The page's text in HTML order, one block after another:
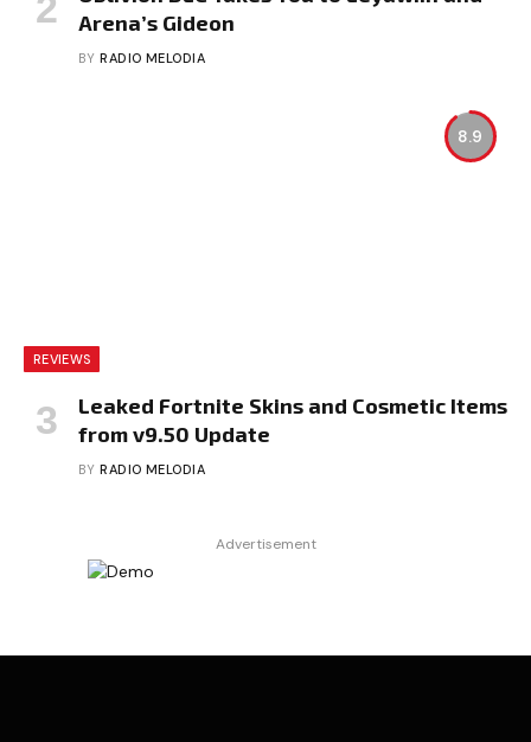
Arena’s Gideon
BY RADIO MELODIA
8.9
REVIEWS
Leaked Fortnite Skins and Cosmetic Items
from v9.50 Update
BY RADIO MELODIA
Advertisement